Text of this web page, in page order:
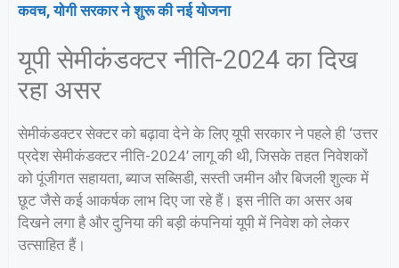
कवच, योगी सरकार ने शुरू की नई योजना
यूपी सेमीकंडक्टर नीति-2024 का दिख
रहा असर
सेमीकंडक्टर सेक्टर को बढ़ावा देने के लिए यूपी सरकार ने पहले ही ‘उत्तर
प्रदेश सेमीकंडक्टर नीति-2024’ लागू की थी, जिसके तहत निवेशकों
को पूंजीगत सहायता, ब्याज सब्सिडी, सस्ती जमीन और बिजली शुल्क में
छूट जैसे कई आकर्षक लाभ दिए जा रहे हैं। इस नीति का असर अब
दिखने लगा है और दुनिया की बड़ी कंपनियां यूपी में निवेश को लेकर
उत्साहित हैं।